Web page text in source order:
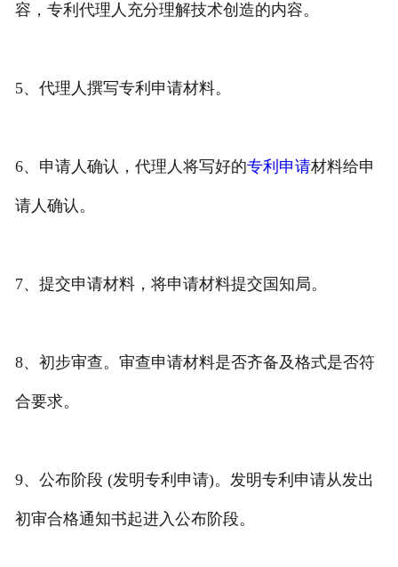
容，专利代理人充分理解技术创造的内容。
5、代理人撰写专利申请材料。
6、申请人确认，代理人将写好的专利申请材料给申
请人确认。
7、提交申请材料，将申请材料提交国知局。
8、初步审查。审查申请材料是否齐备及格式是否符
合要求。
9、公布阶段 (发明专利申请)。发明专利申请从发出
初审合格通知书起进入公布阶段。